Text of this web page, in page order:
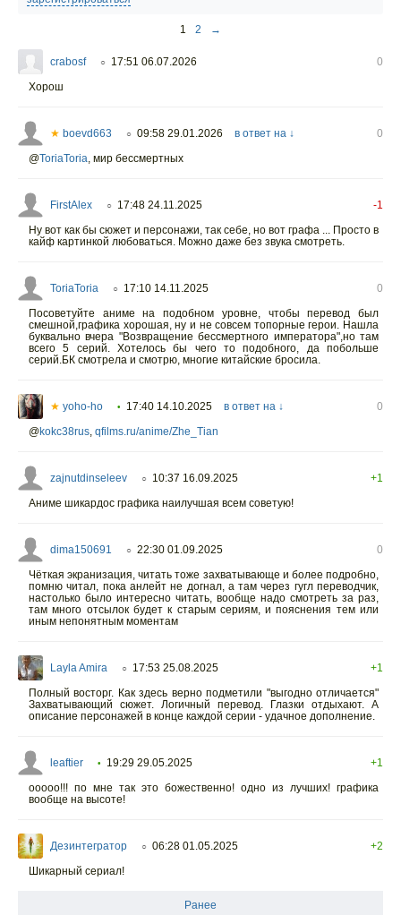
1 2 →
crabosf ○ 17:51 06.07.2026
0
Хорош
★ boevd663 ○ 09:58 29.01.2026 в ответ на ↓
0
@ToriaToria, мир бессмертных
FirstAlex ○ 17:48 24.11.2025
-1
Ну вот как бы сюжет и персонажи, так себе, но вот графа ... Просто в
кайф картинкой любоваться. Можно даже без звука смотреть.
ToriaToria ○ 17:10 14.11.2025
0
Посоветуйте аниме на подобном уровне, чтобы перевод был
смешной,графика хорошая, ну и не совсем топорные герои. Нашла
буквально вчера "Возвращение бессмертного императора",но там
всего 5 серий. Хотелось бы чего то подобного, да побольше
серий.БК смотрела и смотрю, многие китайские бросила.
★ yoho-ho • 17:40 14.10.2025 в ответ на ↓
0
@kokc38rus, qfilms.ru/anime/Zhe_Tian
zajnutdinseleev ○ 10:37 16.09.2025
+1
Аниме шикардос графика наилучшая всем советую!
dima150691 ○ 22:30 01.09.2025
0
Чёткая экранизация, читать тоже захватывающе и более подробно,
помню читал, пока анлейт не догнал, а там через гугл переводчик,
настолько было интересно читать, вообще надо смотреть за раз,
там много отсылок будет к старым сериям, и пояснения тем или
иным непонятным моментам
Layla Amira ○ 17:53 25.08.2025
+1
Полный восторг. Как здесь верно подметили "выгодно отличается"
Захватывающий сюжет. Логичный перевод. Глазки отдыхают. А
описание персонажей в конце каждой серии - удачное дополнение.
leaftier • 19:29 29.05.2025
+1
ооооо!!! по мне так это божественно! одно из лучших! графика
вообще на высоте!
Дезинтегратор ○ 06:28 01.05.2025
+2
Шикарный сериал!
Ранее